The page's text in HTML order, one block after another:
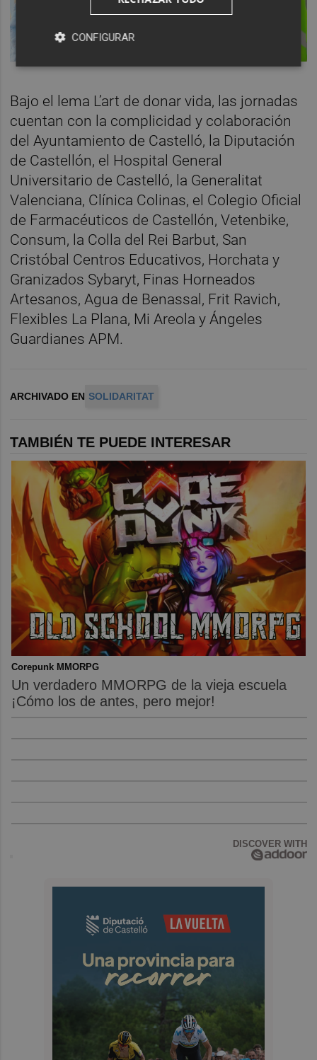
Bajo el lema L’art de donar vida, las jornadas
cuentan con la complicidad y colaboración
del Ayuntamiento de Castelló, la Diputación
de Castellón, el Hospital General
Universitario de Castelló, la Generalitat
Valenciana, Clínica Colinas, el Colegio Oficial
de Farmacéuticos de Castellón, Vetenbike,
Consum, la Colla del Rei Barbut, San
Cristóbal Centros Educativos, Horchata y
Granizados Sybaryt, Finas Horneados
Artesanos, Agua de Benassal, Frit Ravich,
Flexibles La Plana, Mi Areola y Ángeles
Guardianes APM.
ARCHIVADO EN SOLIDARITAT
TAMBIÉN TE PUEDE INTERESAR
Corepunk MMORPG
Un verdadero MMORPG de la vieja escuela
¡Cómo los de antes, pero mejor!
DISCOVER WITH
CONFIGURAR